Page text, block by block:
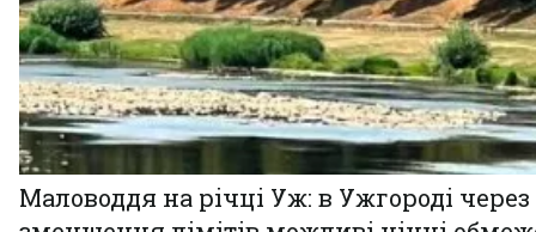
Маловоддя на річці Уж: в Ужгороді через